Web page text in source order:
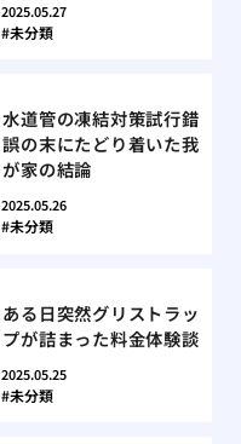
2025.05.27
未分類
水道管の凍結対策試行錯
誤の末にたどり着いた我
が家の結論
2025.05.26
未分類
ある日突然グリストラッ
プが詰まった料金体験談
2025.05.25
未分類